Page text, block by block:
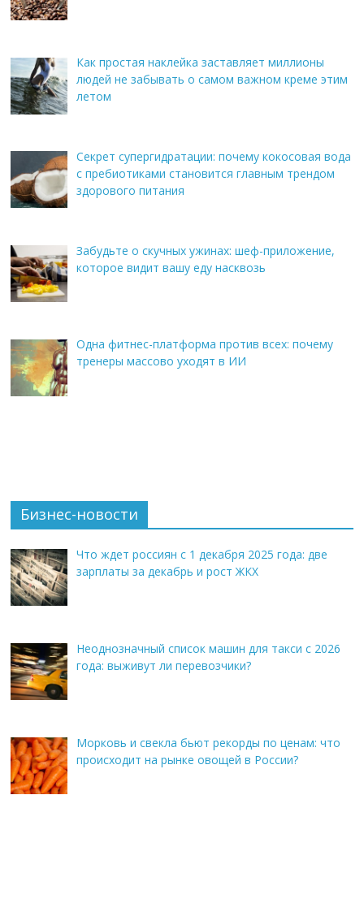
Как простая наклейка заставляет миллионы
людей не забывать о самом важном креме этим
летом
Секрет супергидратации: почему кокосовая вода
с пребиотиками становится главным трендом
здорового питания
Забудьте о скучных ужинах: шеф-приложение,
которое видит вашу еду насквозь
Одна фитнес-платформа против всех: почему
тренеры массово уходят в ИИ
Бизнес-новости
Что ждет россиян с 1 декабря 2025 года: две
зарплаты за декабрь и рост ЖКХ
Неоднозначный список машин для такси с 2026
года: выживут ли перевозчики?
Морковь и свекла бьют рекорды по ценам: что
происходит на рынке овощей в России?